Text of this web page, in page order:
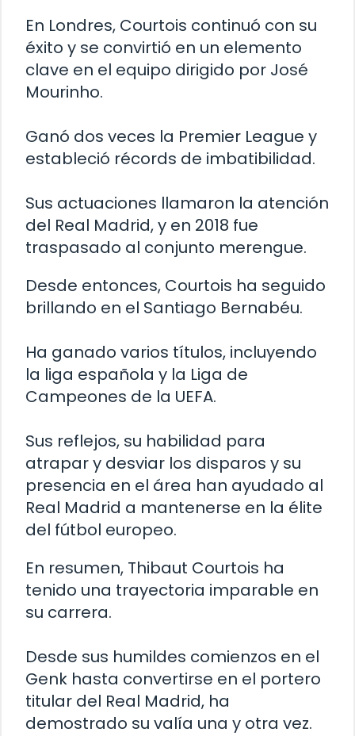
En Londres, Courtois continuó con su
éxito y se convirtió en un elemento
clave en el equipo dirigido por José
Mourinho.
Ganó dos veces la Premier League y
estableció récords de imbatibilidad.
Sus actuaciones llamaron la atención
del Real Madrid, y en 2018 fue
traspasado al conjunto merengue.
Desde entonces, Courtois ha seguido
brillando en el Santiago Bernabéu.
Ha ganado varios títulos, incluyendo
la liga española y la Liga de
Campeones de la UEFA.
Sus reflejos, su habilidad para
atrapar y desviar los disparos y su
presencia en el área han ayudado al
Real Madrid a mantenerse en la élite
del fútbol europeo.
En resumen, Thibaut Courtois ha
tenido una trayectoria imparable en
su carrera.
Desde sus humildes comienzos en el
Genk hasta convertirse en el portero
titular del Real Madrid, ha
demostrado su valía una y otra vez.